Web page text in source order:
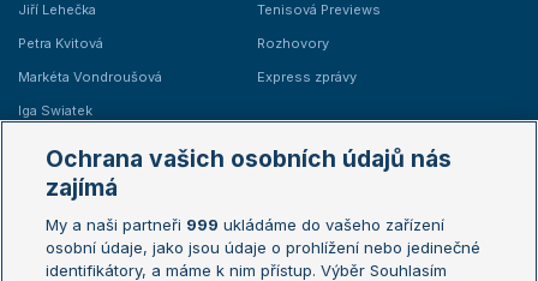
Jiří Lehečka
Petra Kvitová
Markéta Vondroušová
Iga Swiatek
Tenisová Previews
Rozhovory
Express zprávy
Žebříčky
Žebříček ATP (muži)
Žebříček WTA (ženy)
Australian Open
French Open
Ochrana vašich osobních údajů nás
zajímá
My a naši partneři 999 ukládáme do vašeho zařízení
osobní údaje, jako jsou údaje o prohlížení nebo jedinečné
identifikátory, a máme k nim přístup. Výběr Souhlasím